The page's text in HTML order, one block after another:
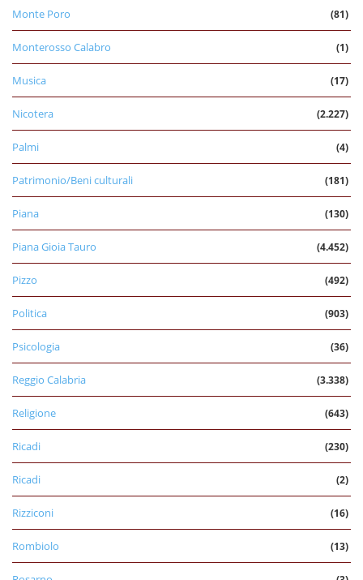
Monte Poro (81)
Monterosso Calabro (1)
Musica (17)
Nicotera (2.227)
Palmi (4)
Patrimonio/Beni culturali (181)
Piana (130)
Piana Gioia Tauro (4.452)
Pizzo (492)
Politica (903)
Psicologia (36)
Reggio Calabria (3.338)
Religione (643)
Ricadi (230)
Ricadi (2)
Rizziconi (16)
Rombiolo (13)